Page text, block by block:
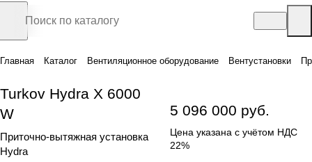
Главная Каталог Вентиляционное оборудование Вентустановки
Turkov Hydra X 6000
W
Приточно-вытяжная установка
Hydra
5 096 000 руб.
Цена указана с учётом НДС
22%